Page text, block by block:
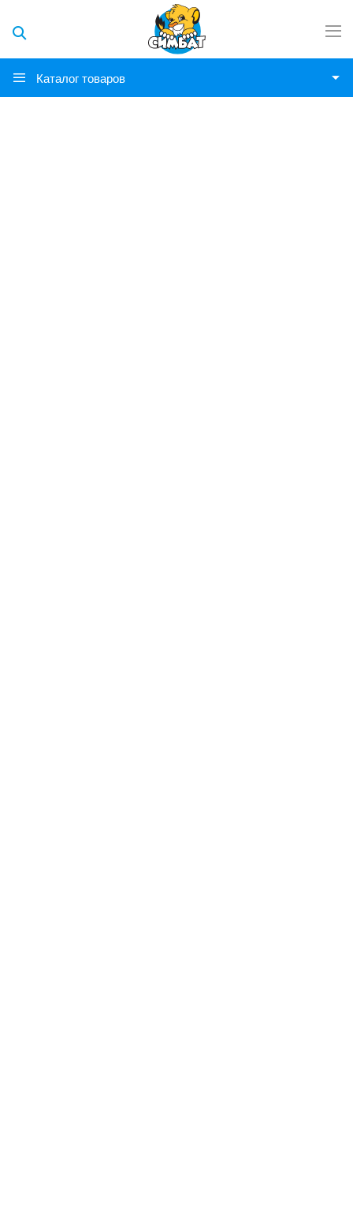
Каталог товаров